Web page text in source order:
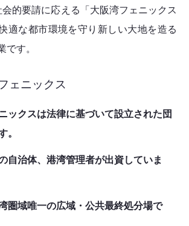
的要請に応える「大阪湾フェニックス
適な都市環境を守り新しい大地を造る
す。
ェニックス
ックスは法律に基づいて設立された団
。
自治体、港湾管理者が出資していま
圏域唯一の広域・公共最終処分場で